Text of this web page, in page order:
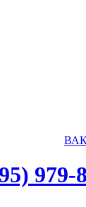
979-